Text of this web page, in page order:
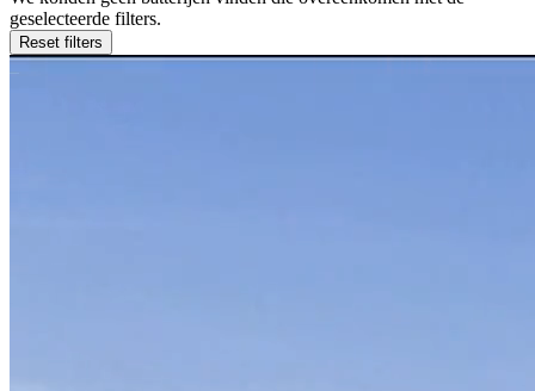
geselecteerde filters.
Reset filters